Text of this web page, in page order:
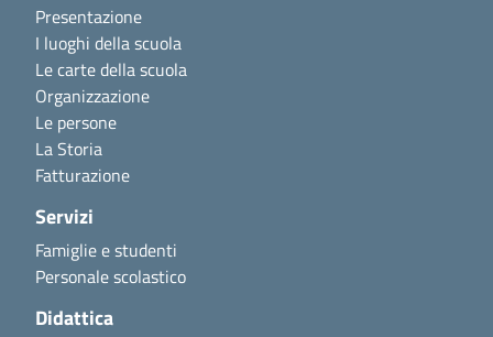
Presentazione
I luoghi della scuola
Le carte della scuola
Organizzazione
Le persone
La Storia
Fatturazione
Servizi
Famiglie e studenti
Personale scolastico
Didattica